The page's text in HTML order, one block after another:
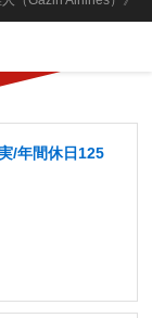
/年間休日125